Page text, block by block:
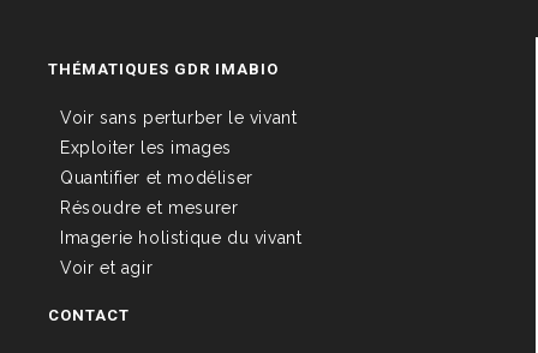
THÉMATIQUES GDR IMABIO
Voir sans perturber le vivant
Exploiter les images
Quantifier et modéliser
Résoudre et mesurer
Imagerie holistique du vivant
Voir et agir
CONTACT